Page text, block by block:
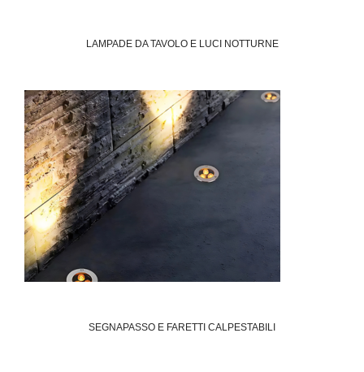
LAMPADE DA TAVOLO E LUCI NOTTURNE
SEGNAPASSO E FARETTI CALPESTABILI